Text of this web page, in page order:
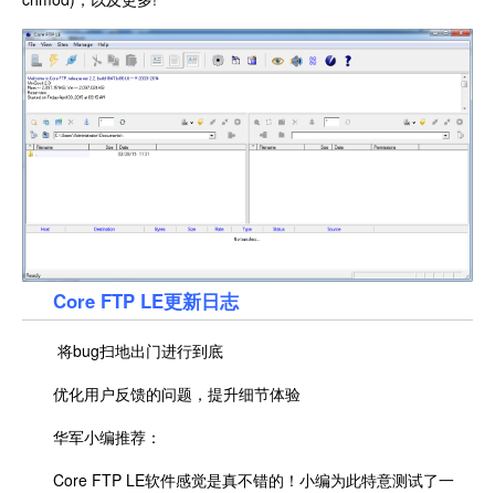
Core FTP LE更新日志
将bug扫地出门进行到底
优化用户反馈的问题，提升细节体验
华军小编推荐：
Core FTP LE软件感觉是真不错的！小编为此特意测试了一